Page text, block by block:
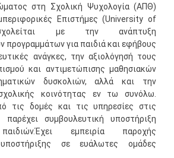
στη Σχολική Ψυχολογία (ΑΠΘ)
Επιστήμες (University of
με την ανάπτυξη
προγραμμάτων για παιδιά και εφήβους
ανάγκες, την αξιολόγησή τους
και αντιμετώπισης μαθησιακών
δυσκολιών, αλλά και την
κοινότητας εν τω συνόλω.
τις δομές και τις υπηρεσίες στις
παρέχει συμβουλευτική υποστήριξη
εμπειρία παροχής
υποστήριξης σε ευάλωτες ομάδες